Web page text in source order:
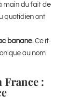
main du fait de
quotidien ont
banane. Ce it-
au nom
France :